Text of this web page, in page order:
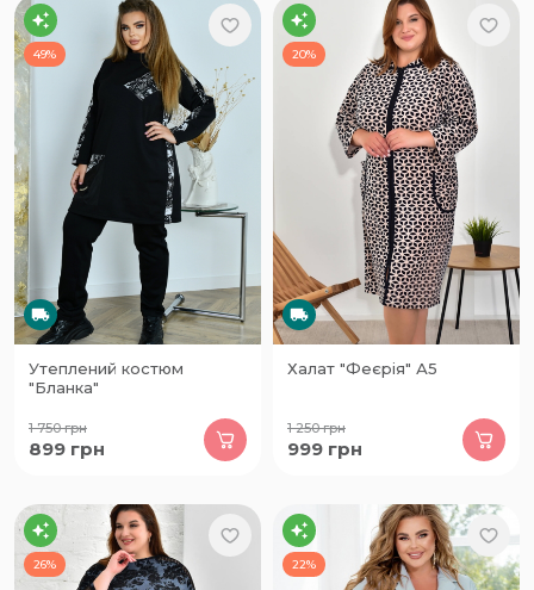
49%
Утеплений костюм
"Бланка"
1 750грн
899 грн
20%
Халат "Феєрія" А5
1 250грн
999 грн
26% 22%